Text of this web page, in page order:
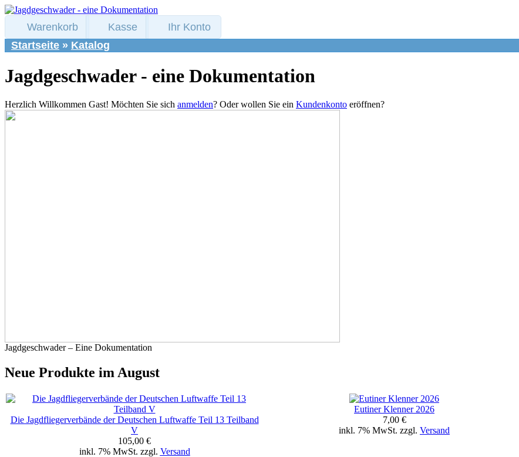
Warenkorb Kasse
Ihr Konto
Startseite » Katalog
Jagdgeschwader - eine Dokumentation
Herzlich Willkommen Gast! Möchten Sie sich anmelden? Oder wollen Sie ein Kundenkonto eröffnen?
Jagdgeschwader – Eine Dokumentation
Neue Produkte im August
Die Jagdfliegerverbände der Deutschen Luftwaffe Teil 13 Teilband
V
105,00 €
inkl. 7% MwSt. zzgl. Versand
Eutiner Klenner 2026
7,00 €
inkl. 7% MwSt. zzgl. Versand